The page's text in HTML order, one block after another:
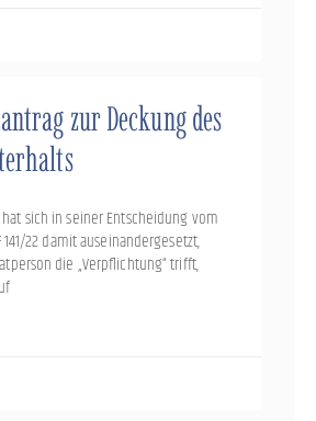
zur Deckung des
hat sich in seiner Entscheidung vom
141/22 damit auseinandergesetzt,
die „Verpflichtung“ trifft,